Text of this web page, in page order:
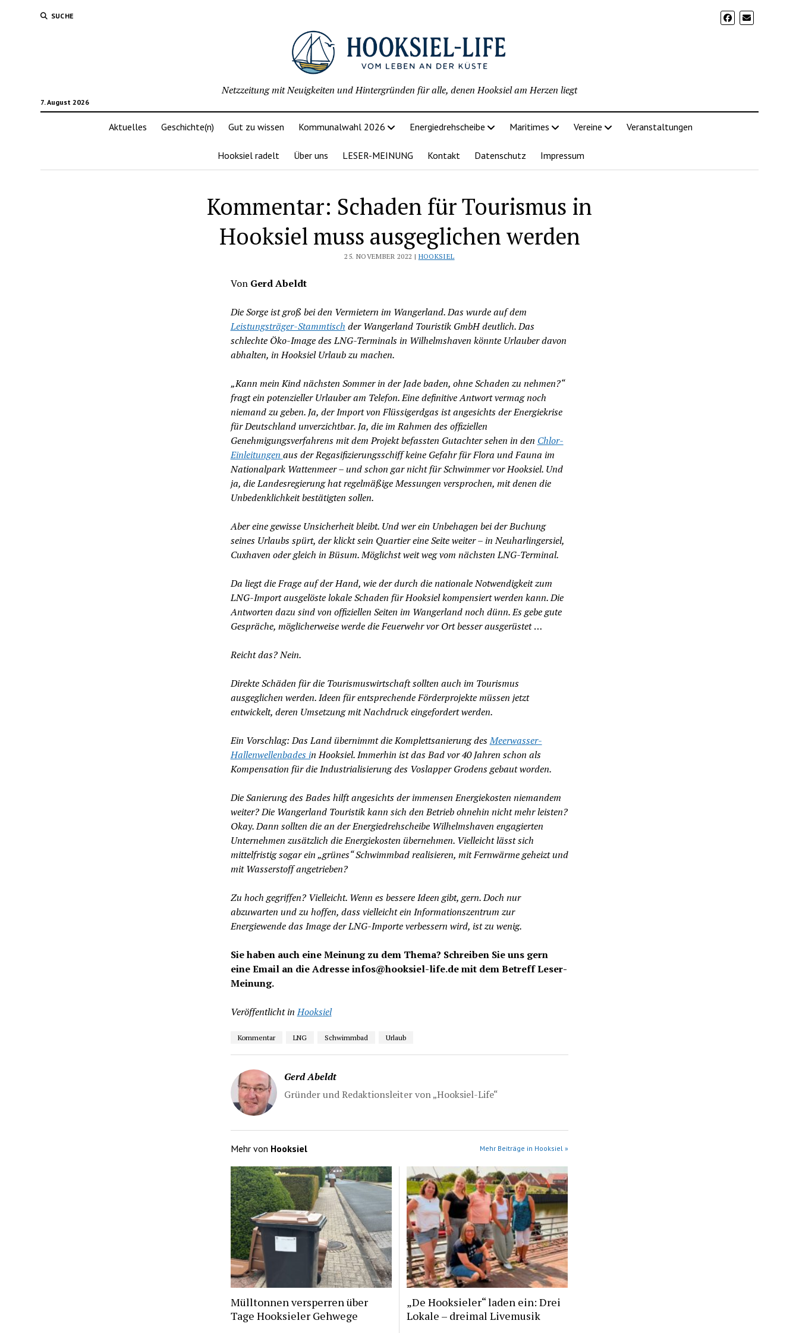
SUCHE
7. August 2026
Netzzeitung mit Neuigkeiten und Hintergründen für alle, denen Hooksiel am Herzen liegt
Aktuelles Geschichte(n) Gut zu wissen Kommunalwahl 2026 Energiedrehscheibe Maritimes Vereine Veranstaltungen
Hooksiel radelt Über uns LESER-MEINUNG Kontakt Datenschutz Impressum
Kommentar: Schaden für Tourismus in
Hooksiel muss ausgeglichen werden
25. NOVEMBER 2022 | HOOKSIEL
Von Gerd Abeldt
Die Sorge ist groß bei den Vermietern im Wangerland. Das wurde auf dem
Leistungsträger-Stammtisch der Wangerland Touristik GmbH deutlich. Das
schlechte Öko-Image des LNG-Terminals in Wilhelmshaven könnte Urlauber davon
abhalten, in Hooksiel Urlaub zu machen.
„Kann mein Kind nächsten Sommer in der Jade baden, ohne Schaden zu nehmen?“
fragt ein potenzieller Urlauber am Telefon. Eine definitive Antwort vermag noch
niemand zu geben. Ja, der Import von Flüssigerdgas ist angesichts der Energiekrise
für Deutschland unverzichtbar. Ja, die im Rahmen des offiziellen
Genehmigungsverfahrens mit dem Projekt befassten Gutachter sehen in den Chlor-
Einleitungen aus der Regasifizierungsschiff keine Gefahr für Flora und Fauna im
Nationalpark Wattenmeer – und schon gar nicht für Schwimmer vor Hooksiel. Und
ja, die Landesregierung hat regelmäßige Messungen versprochen, mit denen die
Unbedenklichkeit bestätigten sollen.
Aber eine gewisse Unsicherheit bleibt. Und wer ein Unbehagen bei der Buchung
seines Urlaubs spürt, der klickt sein Quartier eine Seite weiter – in Neuharlingersiel,
Cuxhaven oder gleich in Büsum. Möglichst weit weg vom nächsten LNG-Terminal.
Da liegt die Frage auf der Hand, wie der durch die nationale Notwendigkeit zum
LNG-Import ausgelöste lokale Schaden für Hooksiel kompensiert werden kann. Die
Antworten dazu sind von offiziellen Seiten im Wangerland noch dünn. Es gebe gute
Gespräche, möglicherweise werde die Feuerwehr vor Ort besser ausgerüstet…
Reicht das? Nein.
Direkte Schäden für die Tourismuswirtschaft sollten auch im Tourismus
ausgeglichen werden. Ideen für entsprechende Förderprojekte müssen jetzt
entwickelt, deren Umsetzung mit Nachdruck eingefordert werden.
Ein Vorschlag: Das Land übernimmt die Komplettsanierung desMeerwasser-
Hallenwellenbades in Hooksiel. Immerhin ist das Bad vor 40 Jahren schon als
Kompensation für die Industrialisierung des Voslapper Grodens gebaut worden.
Die Sanierung des Bades hilft angesichts der immensen Energiekosten niemandem
weiter? Die Wangerland Touristik kann sich den Betrieb ohnehin nicht mehr leisten?
Okay. Dann sollten die an der Energiedrehscheibe Wilhelmshaven engagierten
Unternehmen zusätzlich die Energiekosten übernehmen. Vielleicht lässt sich
mittelfristig sogar ein „grünes“ Schwimmbad realisieren, mit Fernwärme geheizt und
mit Wasserstoff angetrieben?
Zu hoch gegriffen? Vielleicht. Wenn es bessere Ideen gibt, gern. Doch nur
abzuwarten und zu hoffen, dass vielleicht ein Informationszentrum zur
Energiewende das Image der LNG-Importe verbessern wird, ist zu wenig.
Sie haben auch eine Meinung zu dem Thema? Schreiben Sie uns gern
eine Email an die Adresse infos@hooksiel-life.de mit dem Betreff Leser-
Meinung.
Veröffentlicht in Hooksiel
Kommentar LNG Schwimmbad Urlaub
Gerd Abeldt
Gründer und Redaktionsleiter von „Hooksiel-Life“
Mehr von Hooksiel Mehr Beiträge in Hooksiel »
Mülltonnen versperren über
Tage Hooksieler Gehwege
„De Hooksieler“ laden ein: Drei
Lokale – dreimal Livemusik